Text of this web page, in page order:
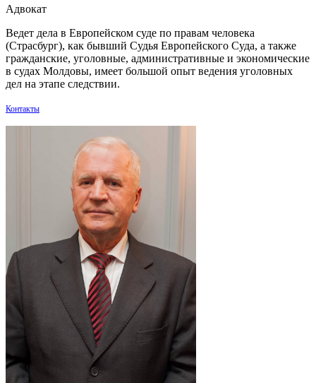
Адвокат
Ведет дела в Европейском суде по правам человека
(Страсбург), как бывший Судья Европейского Суда, а также
гражданские, уголовные, административные и экономические
в судах Молдовы, имеет большой опыт ведения уголовных
дел на этапе следствии.
Контакты